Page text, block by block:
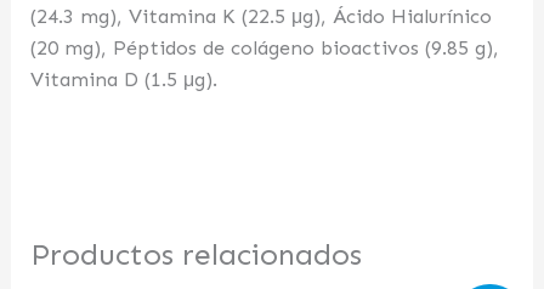
(24.3 mg), Vitamina K (22.5 μg), Ácido Hialurínico
(20 mg), Péptidos de colágeno bioactivos (9.85 g),
Vitamina D (1.5 μg).
Productos relacionados